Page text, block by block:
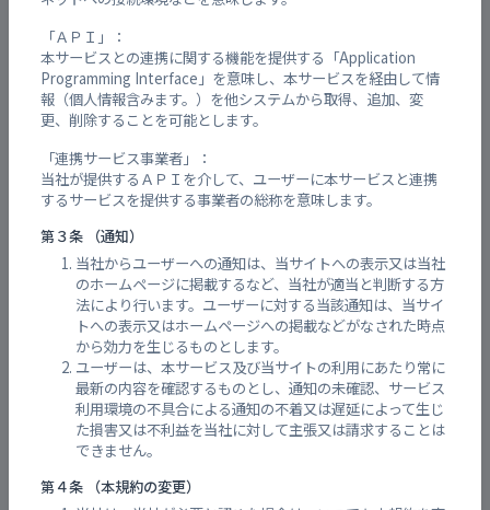
「ＡＰＩ」：
本サービスとの連携に関する機能を提供する「Application
Programming Interface」を意味し、本サービスを経由して情
報（個人情報含みます。）を他システムから取得、追加、変
更、削除することを可能とします。
「連携サービス事業者」：
当社が提供するＡＰＩを介して、ユーザーに本サービスと連携
するサービスを提供する事業者の総称を意味します。
第３条 （通知）
当社からユーザーへの通知は、当サイトへの表示又は当社
のホームページに掲載するなど、当社が適当と判断する方
法により行います。ユーザーに対する当該通知は、当サイ
トへの表示又はホームページへの掲載などがなされた時点
から効力を生じるものとします。
ユーザーは、本サービス及び当サイトの利用にあたり常に
最新の内容を確認するものとし、通知の未確認、サービス
利用環境の不具合による通知の不着又は遅延によって生じ
た損害又は不利益を当社に対して主張又は請求することは
できません。
第４条 （本規約の変更）
みんなの自主防からメールが届かない
会員向け
情報発信を始める
記事を投稿する
記事を編集する
記事を削除する
Lineから情報発信（記事投稿）する
Lineから記事を削除する
ログインメールアドレスを変更したい
ログインメールアドレスを忘れてしまっ
た